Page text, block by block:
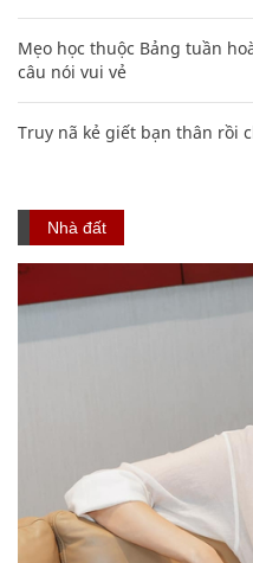
Mẹo học thuộc Bảng tuần
câu nói vui vẻ
Truy nã kẻ giết bạn thân rồi
Nhà đất